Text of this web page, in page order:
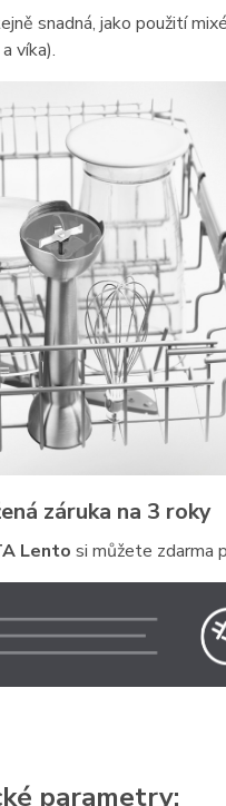
snadná, jako použití
víka).
záruka na 3 roky
Lento si můžete zdarma
parametry: